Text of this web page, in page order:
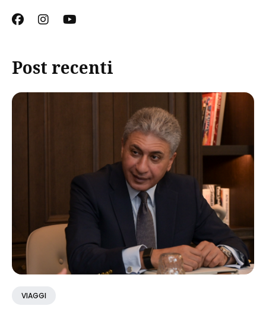
Post recenti
VIAGGI